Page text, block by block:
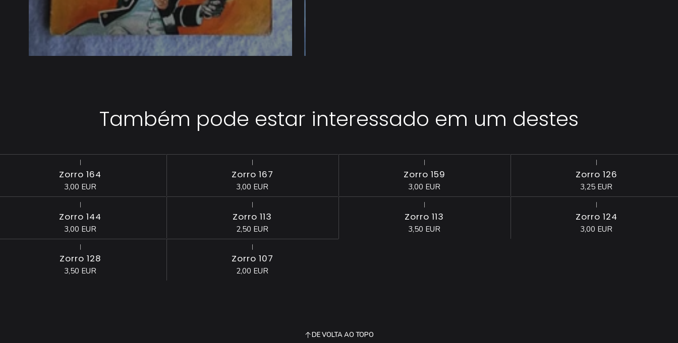
Também pode estar interessado em um destes
|
Zorro 164
3,00 EUR
|
Zorro 167
3,00 EUR
|
Zorro 159
3,00 EUR
|
Zorro 126
3,25 EUR
|
Zorro 144
3,00 EUR
|
Zorro 113
2,50 EUR
|
Zorro 113
3,50 EUR
|
Zorro 124
3,00 EUR
|
Zorro 128
3,50 EUR
|
Zorro 107
2,00 EUR
DE VOLTA AO TOPO